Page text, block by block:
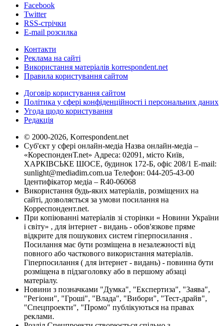
Facebook
Twitter
RSS-стрічки
E-mail розсилка
Контакти
Реклама на сайті
Використання матеріалів korrespondent.net
Правила користування сайтом
Договір користування сайтом
Політика у сфері конфіденційності і персональних даних
Угода щодо користування
Редакція
© 2000-2026, Korrespondent.net
Суб'єкт у сфері онлайн-медіа Назва онлайн-медіа –
«КореспонденТ.net» Адреса: 02091, місто Київ,
ХАРКІВСЬКЕ ШОСЕ, будинок 172-Б, офіс 208/1 E-mail:
sunlight@mediadim.com.ua Телефон: 044-205-43-00
Ідентифікатор медіа – R40-06068
Використання будь-яких матеріалів, розміщених на
сайті, дозволяється за умови посилання на
Корреспондент.net.
При копіюванні матеріалів зі сторінки « Новини України
і світу» , для інтернет - видань - обов'язкове пряме
відкрите для пошукових систем гіперпосилання .
Посилання має бути розміщена в незалежності від
повного або часткового використання матеріалів.
Гіперпосилання ( для інтернет - видань) - повинна бути
розміщена в підзаголовку або в першому абзаці
матеріалу.
Новини з позначками "Думка", "Експертиза", "Заява",
"Регіони", "Гроші", "Влада", "Вибори", "Тест-драйв",
"Спецпроекти", "Промо" публікуються на правах
реклами.